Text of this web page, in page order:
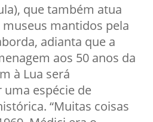
que também atua
mantidos pela
adianta que a
aos 50 anos da
à Lua será
espécie de
“Muitas coisas